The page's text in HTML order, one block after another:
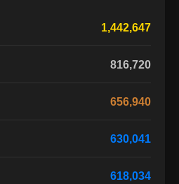
1,442,647
816,720
656,940
630,041
618,034